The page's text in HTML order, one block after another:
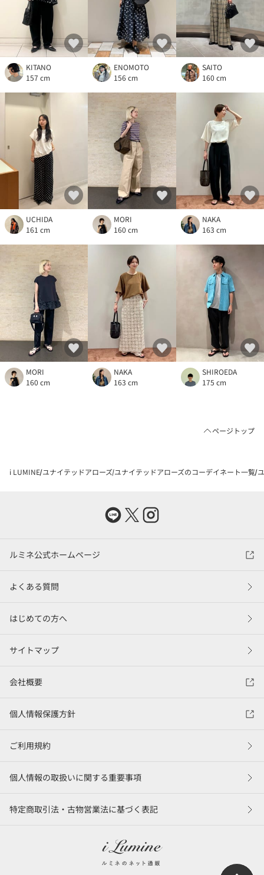
KITANO
157 cm
ENOMOTO
156 cm
SAITO
160 cm
UCHIDA
161 cm
MORI
160 cm
NAKA
163 cm
MORI
160 cm
NAKA
163 cm
SHIROEDA
175 cm
ページトップ
i LUMINE ユナイテッドアローズ ユナイテッドアローズのコーデイネート一覧
ルミネ公式ホームページ
よくある質問
はじめての方へ
サイトマップ
会社概要
個人情報保護方針
ご利用規約
個人情報の取扱いに関する重要事項
特定商取引法・古物営業法に基づく表記